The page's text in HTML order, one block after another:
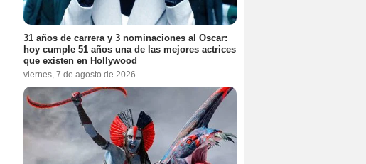
31 años de carrera y 3 nominaciones al Oscar:
hoy cumple 51 años una de las mejores actrices
que existen en Hollywood
viernes, 7 de agosto de 2026